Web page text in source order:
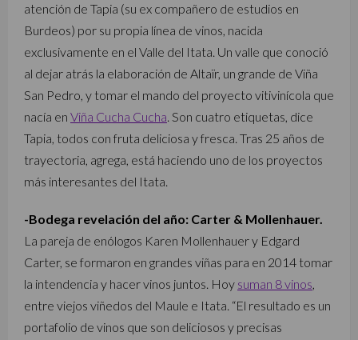
atención de Tapia (su ex compañero de estudios en
Burdeos) por su propia línea de vinos, nacida
exclusivamente en el Valle del Itata. Un valle que conoció
al dejar atrás la elaboración de Altaïr, un grande de Viña
San Pedro, y tomar el mando del proyecto vitivinícola que
nacía en Viña Cucha Cucha. Son cuatro etiquetas, dice
Tapia, todos con fruta deliciosa y fresca. Tras 25 años de
trayectoria, agrega, está haciendo uno de los proyectos
más interesantes del Itata.
-Bodega revelación del año: Carter & Mollenhauer.
La pareja de enólogos Karen Mollenhauer y Edgard
Carter, se formaron en grandes viñas para en 2014 tomar
la intendencia y hacer vinos juntos. Hoy suman 8 vinos,
entre viejos viñedos del Maule e Itata. “El resultado es un
portafolio de vinos que son deliciosos y precisas